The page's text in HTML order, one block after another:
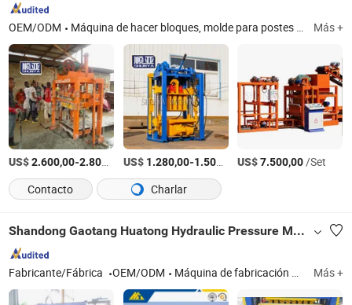
OEM/ODM Máquina de hacer bloques, molde para postes de concreto, máquina de mezclar concreto, máquina para hacer ladrillos de concreto, máquina para hacer ladrillos de arcilla, máquina automática para hacer ladrillos, máquina semiautomática para hacer ladrillos, máquina hidráulica para hacer ladrillos Más +
US$2.600,00-2.800,00 /Set
US$ 1.280,00-1.500,00 /Set
US$7.500,00/Set
Contacto
Charlar
Shandong Gaotang Huatong Hydraulic Pressure Machinery Co., Ltd.
Fabricante/Fábrica OEM/ODM Máquina de fabricación de ladrillos, máquina de fabricación de bloques, planta de mezcla de concreto, mezcladora de concreto Más +